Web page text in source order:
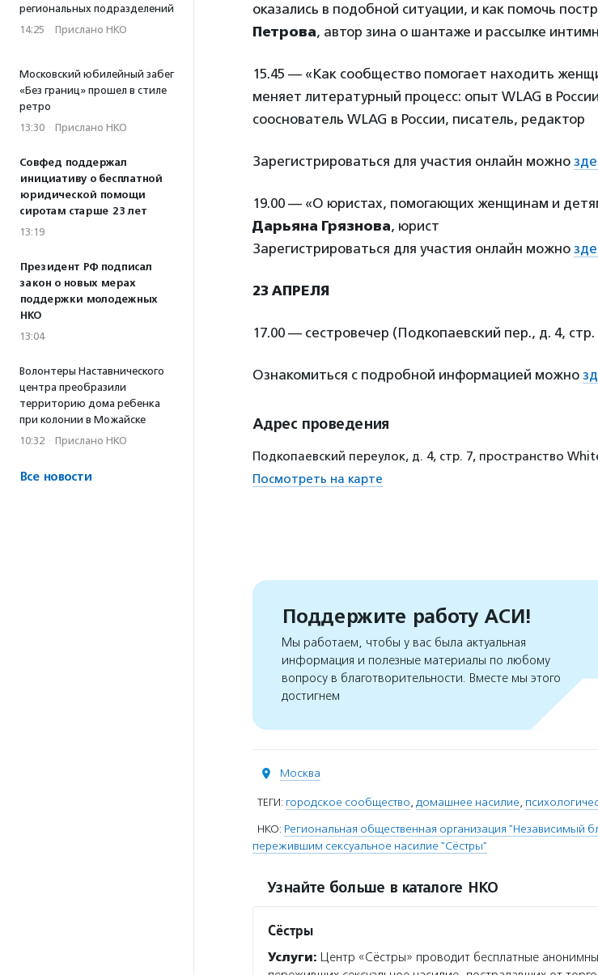
региональных подразделений
14:25 · Прислано НКО
Московский юбилейный забег
«Без границ» прошел в стиле
ретро
13:30 · Прислано НКО
Совфед поддержал
инициативу о бесплатной
юридической помощи
сиротам старше 23 лет
13:19
Президент РФ подписал
закон о новых мерах
поддержки молодежных
НКО
13:04
Волонтеры Наставнического
центра преобразили
территорию дома ребенка
при колонии в Можайске
10:32 · Прислано НКО
Все новости
оказались в подобной ситуации, и как помочь
Петрова, автор зина о шантаже и рассылке
15.45 — «Как сообщество помогает находить
меняет литературный процесс: опыт WLAG в
сооснователь WLAG в России, писатель, редактор
Зарегистрироваться для участия онлайн можно
19.00 — «О юристах, помогающих женщинам и
Дарьяна Грязнова, юрист
Зарегистрироваться для участия онлайн можно
23 АПРЕЛЯ
17.00 — сестровечер (Подкопаевский пер., д. 4,
Ознакомиться с подробной информацией можно
Адрес проведения
Подкопаевский переулок, д. 4, стр. 7, пространство
Посмотреть на карте
Поддержите работу АСИ!
Мы работаем, чтобы у вас была актуальная
информация и полезные материалы по любому
вопросу в благотворительности. Вместе мы этого
достигнем
Москва
ТЕГИ: городское сообщество, домашнее насилие,
НКО: Региональная общественная организация "Независимый
пережившим сексуальное насилие "Сёстры"
Узнайте больше в каталоге НКО
Сёстры
Услуги: Центр «Сёстры» проводит бесплатные